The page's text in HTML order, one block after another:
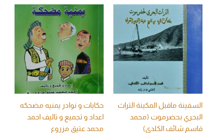
السفينة ماقبل المكينة التراث
البحري بحضرموت (محمد
قاسم شائف الكلدي)
حكايات و نوادر يمنيه مضحكه
اعداد و تجميع و تاليف احمد
محمد عتيق مزروع